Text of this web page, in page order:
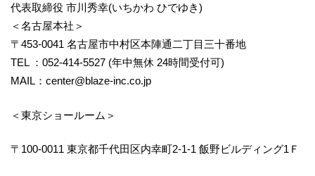
代表取締役 市川秀幸(いちかわ ひでゆき)
＜名古屋本社＞
〒453-0041 名古屋市中村区本陣通二丁目三十番地
TEL ：052-414-5527 (年中無休 24時間受付可)
MAIL：center@blaze-inc.co.jp
＜東京ショールーム＞
〒100-0011 東京都千代田区内幸町2-1-1 飯野ビルディング1Ｆ